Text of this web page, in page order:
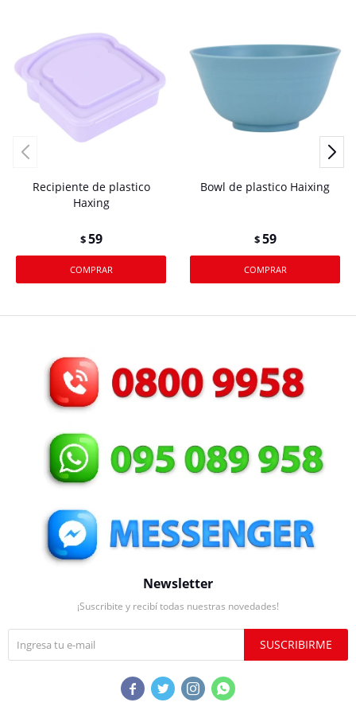
Recipiente de plastico
Haxing
$59
Bowl de plastico Haixing
$59
Newsletter
¡Suscribite y recibí todas nuestras novedades!
SUSCRIBIRME
   